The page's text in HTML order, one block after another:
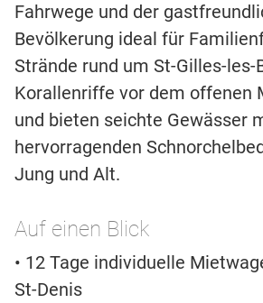
Fahrwege und der
Bevölkerung ideal für
Strände rund um St-Gilles-les-
Korallenriffe vor dem offenen
und bieten seichte Gewässer
hervorragenden
Jung und Alt.
Auf einen Blick
• 12 Tage individuelle
St-Denis